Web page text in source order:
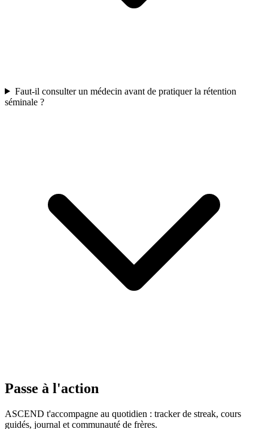
Faut-il consulter un médecin avant de pratiquer la rétention
séminale ?
Passe à l'action
ASCEND t'accompagne au quotidien : tracker de streak, cours
guidés, journal et communauté de frères.